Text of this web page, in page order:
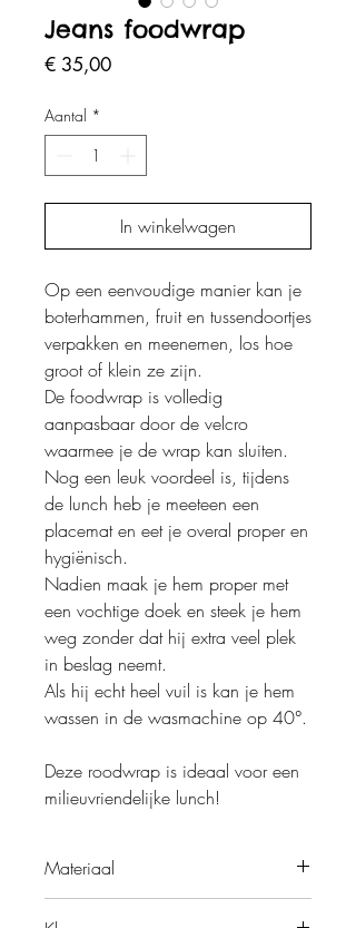
Jeans foodwrap
€ 35,00Prijs
Aantal *
In winkelwagen
Op een eenvoudige manier kan je
boterhammen, fruit en tussendoortjes
verpakken en meenemen, los hoe
groot of klein ze zijn.
De foodwrap is volledig
aanpasbaar door de velcro
waarmee je de wrap kan sluiten.
Nog een leuk voordeel is, tijdens
de lunch heb je meeteen een
placemat en eet je overal proper en
hygiënisch.
Nadien maak je hem proper met
een vochtige doek en steek je hem
weg zonder dat hij extra veel plek
in beslag neemt.
Als hij echt heel vuil is kan je hem
wassen in de wasmachine op 40°.
Deze roodwrap is ideaal voor een
milieuvriendelijke lunch!
Materiaal